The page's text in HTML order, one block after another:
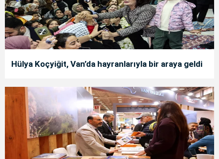
Hülya Koçyiğit, Van’da hayranlarıyla bir araya geldi